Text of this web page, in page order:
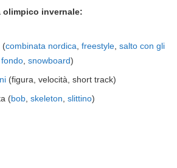
olimpico invernale:
(combinata nordica freestyle salto con gli
snowboard)
(figura, velocità, short track)
(bob skeleton slittino)